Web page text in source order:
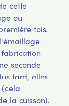
cette
ou
fois.
seconde
tard, elles
la cuisson).